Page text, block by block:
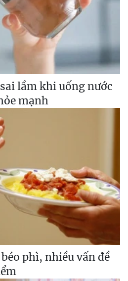
lầm khi uống nước
mạnh
phì, nhiều vấn đề